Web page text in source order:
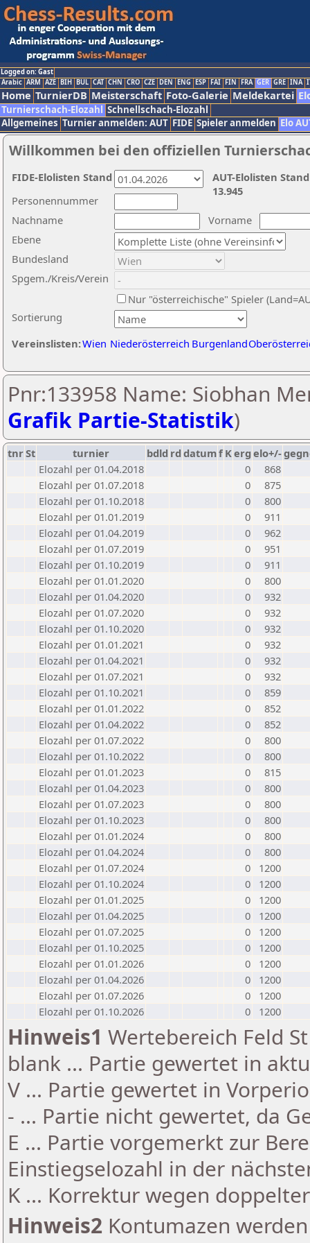
Logged on: Gast
Arabic ARM AZE BIH BUL CAT CHN CRO CZE DEN ENG ESP FAI FIN FRA GER GRE INA
Home TurnierDB Meisterschaft Foto-Galerie Meldekartei
Turnierschach-Elozahl Schnellschach-Elozahl
Allgemeines Turnier anmelden: AUT FIDE Spieler anmelden Elo
Willkommen bei den offiziellen
Nachname
Vorname
Ebene
Sortierung
Personennummer
Bundesland
Spgem./Kreis/Verein
Nur "österreichische" Spieler
Vereinslisten:Wien Niederösterreich Burgenland
AUT-Elolisten
13.945
FIDE-Elolisten Stand
Pnr:133958 Name: Siobhan
Grafik Partie-Statistik)
tnrSt turnier bdld rd datumf Kerg elo+/-
Elozahl per 01.04.2018
0
868
Elozahl per 01.07.2018
0
875
Elozahl per 01.10.2018
0
800
Elozahl per 01.01.2019
0
911
Elozahl per 01.04.2019
0
962
Elozahl per 01.07.2019
0
951
Elozahl per 01.10.2019
0
911
Elozahl per 01.01.2020
0
800
Elozahl per 01.04.2020
0
932
Elozahl per 01.07.2020
0
932
Elozahl per 01.10.2020
0
932
Elozahl per 01.01.2021
0
932
Elozahl per 01.04.2021
0
932
Elozahl per 01.07.2021
0
932
Elozahl per 01.10.2021
0
859
Elozahl per 01.01.2022
0
852
Elozahl per 01.04.2022
0
852
Elozahl per 01.07.2022
0
800
Elozahl per 01.10.2022
0
800
Elozahl per 01.01.2023
0
815
Elozahl per 01.04.2023
0
800
Elozahl per 01.07.2023
0
800
Elozahl per 01.10.2023
0
800
Elozahl per 01.01.2024
0
800
Elozahl per 01.04.2024
0
800
Elozahl per 01.07.2024
0
1200
Elozahl per 01.10.2024
0
1200
Elozahl per 01.01.2025
0
1200
Elozahl per 01.04.2025
0
1200
Elozahl per 01.07.2025
0
1200
Elozahl per 01.10.2025
0
1200
Elozahl per 01.01.2026
0
1200
Elozahl per 01.04.2026
0
1200
Elozahl per 01.07.2026
0
1200
Elozahl per 01.10.2026
0 1200
Hinweis1 Wertebereich Feld
blank ... Partie gewertet in
V ... Partie gewertet in
- ... Partie nicht gewertet, da
E ... Partie vorgemerkt zur
Einstiegselozahl in der
K ... Korrektur wegen
Hinweis2 Kontumazen